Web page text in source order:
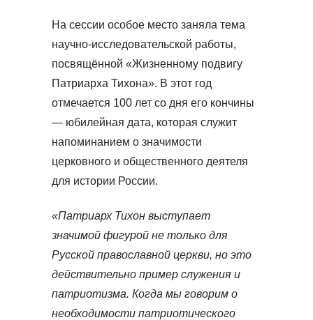
На сессии особое место заняла тема
научно-исследовательской работы,
посвящённой «Жизненному подвигу
Патриарха Тихона». В этот год
отмечается 100 лет со дня его кончины
— юбилейная дата, которая служит
напоминанием о значимости
церковного и общественного деятеля
для истории России.
«Патриарх Тихон выступает
значимой фигурой не только для
Русской православной церкви, но это
действительно пример служения и
патриотизма. Когда мы говорим о
необходимости патриотического